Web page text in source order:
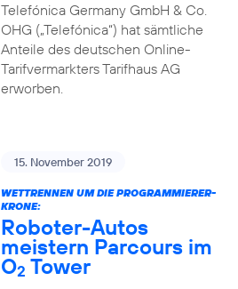
Telefónica Germany GmbH & Co.
OHG („Telefónica“) hat sämtliche
Anteile des deutschen Online-
Tarifvermarkters Tarifhaus AG
erworben.
15. November 2019
WETTRENNEN UM DIE PROGRAMMIERER-
KRONE:
Roboter-Autos
meistern Parcours im
O2 Tower